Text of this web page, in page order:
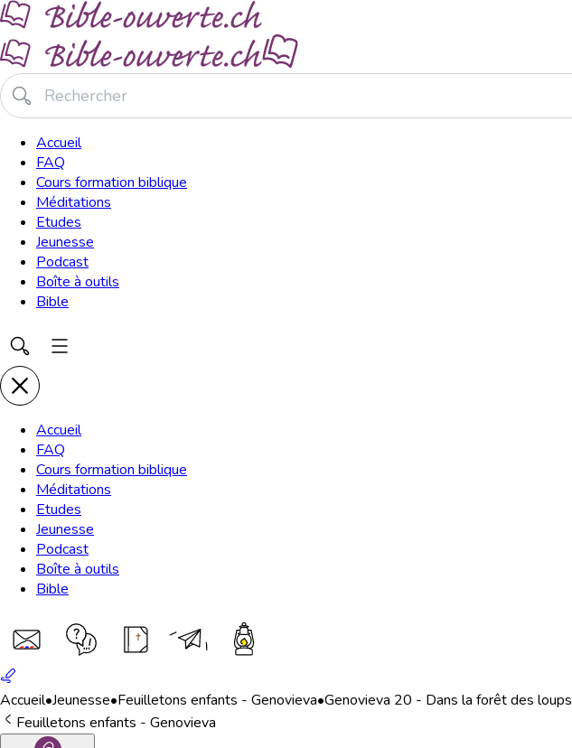
Accueil
FAQ
Cours formation biblique
Méditations
Etudes
Jeunesse
Podcast
Boîte à outils
Bible
Accueil
FAQ
Cours formation biblique
Méditations
Etudes
Jeunesse
Podcast
Boîte à outils
Bible
Accueil•Jeunesse•Feuilletons enfants - Genovieva•Genovieva 20 - Dans la forêt des loups
Feuilletons enfants - Genovieva